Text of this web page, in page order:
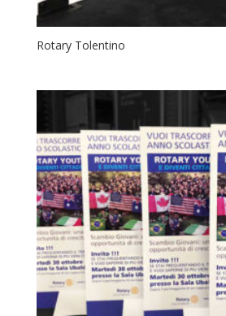
Rotary Tolentino